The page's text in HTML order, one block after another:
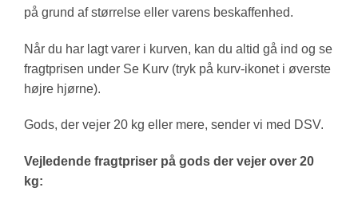
på grund af størrelse eller varens beskaffenhed.
Når du har lagt varer i kurven, kan du altid gå ind og se
fragtprisen under Se Kurv (tryk på kurv-ikonet i øverste
højre hjørne).
Gods, der vejer 20 kg eller mere, sender vi med DSV.
Vejledende fragtpriser på gods der vejer over 20
kg: